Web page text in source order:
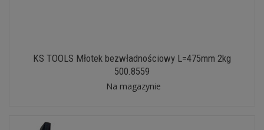
KS TOOLS Młotek bezwładnościowy L=475mm 2kg
500.8559
Na magazynie